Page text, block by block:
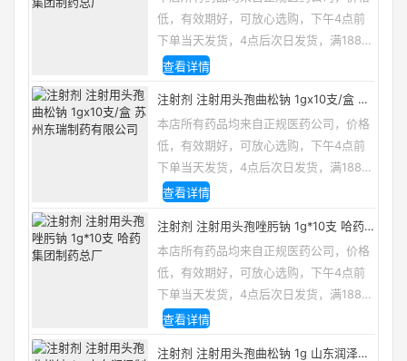
低，有效期好，可放心选购，下午4点前
下单当天发货，4点后次日发货，满188包
邮，咨询电话/微信：13335162133
查看详情
注射剂 注射用头孢曲松钠 1gx10支/盒 苏
州东瑞制药有限公司
本店所有药品均来自正规医药公司，价格
低，有效期好，可放心选购，下午4点前
下单当天发货，4点后次日发货，满188包
邮，咨询电话/微信：13335162133
查看详情
注射剂 注射用头孢唑肟钠 1g*10支 哈药
集团制药总厂
本店所有药品均来自正规医药公司，价格
低，有效期好，可放心选购，下午4点前
下单当天发货，4点后次日发货，满188包
邮，咨询电话/微信：13335162133
查看详情
注射剂 注射用头孢曲松钠 1g 山东润泽制